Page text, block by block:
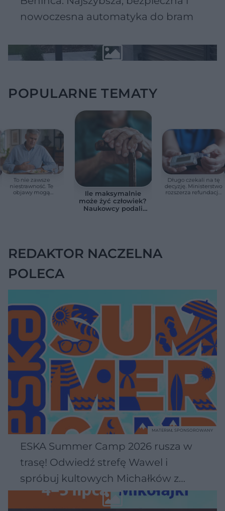
nowoczesna automatyka do bram
POPULARNE TEMATY
To nie zawsze
niestrawność. Te
objawy mogą
Ile maksymalnie
może żyć człowiek?
Naukowcy podali
Długo czekali na tę
decyzję. Ministerstwo
rozszerza refundację
REDAKTOR NACZELNA
POLECA
ESKA Summer Camp 2026 rusza w
trasę! Odwiedź strefę Wawel i
spróbuj kultowych Michałków z
Wawelu
MATERIAŁ SPONSOROWANY